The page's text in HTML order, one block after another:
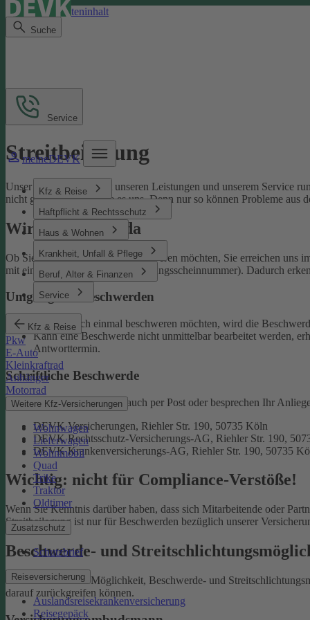
Direkt zum Seiteninhalt
Suche
meineDEVK
Kfz & Reise
Haftpflicht & Rechtsschutz
Haus & Wohnen
Krankheit, Unfall & Pflege
Beruf, Alter & Finanzen
Service
Kfz & Reise
Pkw
E-Auto
Kleinkraftrad
Anhänger
Motorrad
Weitere Kfz-Versicherungen
Wohnwagen
Lieferwagen
Wohnmobil
Quad
Trike
Traktor
Oldtimer
Zusatzschutz
Schutzbrief
Reiseversicherung
Auslandsreisekrankenversicherung
Reisegepäck
Service
Streitbeilegung
Unser Ziel ist es, Sie mit unseren Leistungen und unserem Service
nicht gelingen, sagen Sie es uns. Denn nur so können Probleme aus
Wir sind für Sie da
Ob Sie uns loben oder sich beschweren möchten, Sie erreichen uns
mit einer Schaden- oder Versicherungsscheinnummer). Dadurch
Umgang mit Beschwerden
Falls Sie sich einmal beschweren möchten, wird die
Kann eine Beschwerde nicht unmittelbar bearbeitet werden,
Antworttermin.
Schriftliche Beschwerde
Natürlich erreichen Sie uns auch per Post oder besprechen Ihr
DEVK Versicherungen, Riehler Str. 190, 50735 Köln
DEVK Rechtsschutz-Versicherungs-AG, Riehler Str. 190,
DEVK Krankenversicherungs-AG, Riehler Str. 190, 50735
Wichtig: nicht für Compliance-Verstöße!
Wenn Sie Kenntnis darüber haben, dass sich Mitarbeitende oder
Streitbeilegung ist nur für Beschwerden bezüglich unserer
Beschwerde- und
Sie haben auch die Möglichkeit, Beschwerde- und
darauf zurückgreifen können.